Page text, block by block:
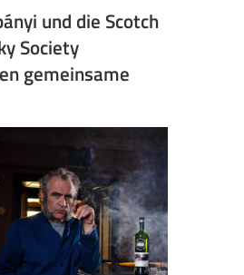
und die Scotch
Society
gemeinsame